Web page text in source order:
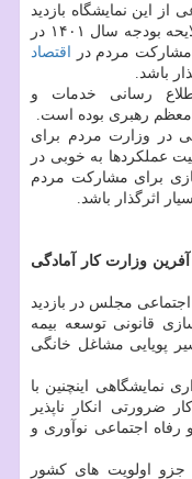
این نمایشگاه بازدید
کردند، عضو هیئت رئیسه کمیسیون تلفیق لایحه بودجه سال ۱۴۰۱ در
مشارکت مردم در اقتصاد
باشد.
رسانی خدمات و
معظم رهبری بوده است.
در وزارت مردم برای
عملکردها به خوبی در
برای مشارکت مردم
اثرگذار باشد.
آفرین وزارت کار آمادگی
مجلس در بازدید
قانونی توسعه بیمه
پویایی مشاغل خانگی
نمایشگاهی اینچنین با
ضرورتی انکار ناپذیر
کار و رفاه اجتماعی نوآوری و
جزو اولویت های کشور